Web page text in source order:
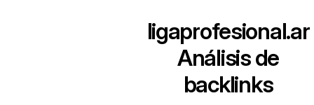
ligaprofesional.ar
Análisis de
backlinks